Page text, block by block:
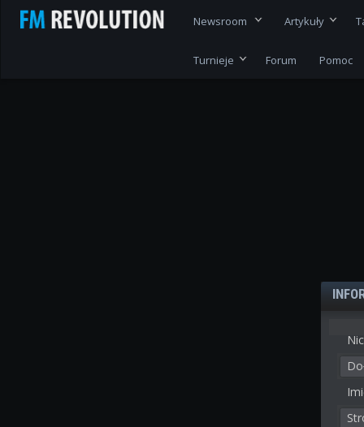
Newsroom Artykuły
Turnieje Forum Pomoc